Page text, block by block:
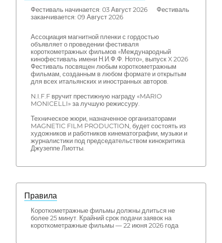
Фестиваль начинается: 03 Август 2026 Фестиваль
заканчивается: 09 Август 2026
Ассоциация магнитной пленки с гордостью
объявляет о проведении фестиваля
короткометражных фильмов «Международный
кинофестиваль имени Н.И.Ф.Ф. Ното», выпуск X 2026
Фестиваль посвящен любым короткометражным
фильмам, созданным в любом формате и открытым
для всех итальянских и иностранных авторов.
N.I.F.F вручит престижную награду «MARIO
MONICELLI» за лучшую режиссуру.
Техническое жюри, назначенное организаторами
MAGNETIC FILM PRODUCTION, будет состоять из
художников и работников кинематографии, музыки и
журналистики под председательством кинокритика
Джузеппе Лиотты.
Правила
Короткометражные фильмы должны длиться не
более 25 минут. Крайний срок подачи заявок на
короткометражные фильмы — 22 июня 2026 года